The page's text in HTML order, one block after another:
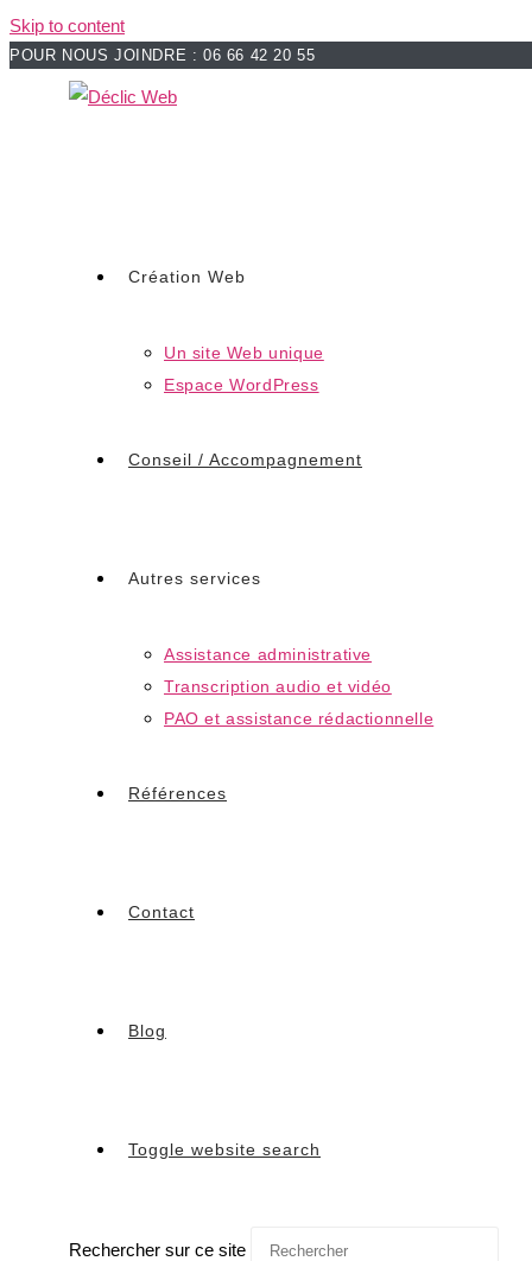
Skip to content
POUR NOUS JOINDRE : 06 66 42 20 55
Création Web
Un site Web unique
Espace WordPress
Conseil / Accompagnement
Autres services
Assistance administrative
Transcription audio et vidéo
PAO et assistance rédactionnelle
Références
Contact
Blog
Toggle website search
Rechercher sur ce site